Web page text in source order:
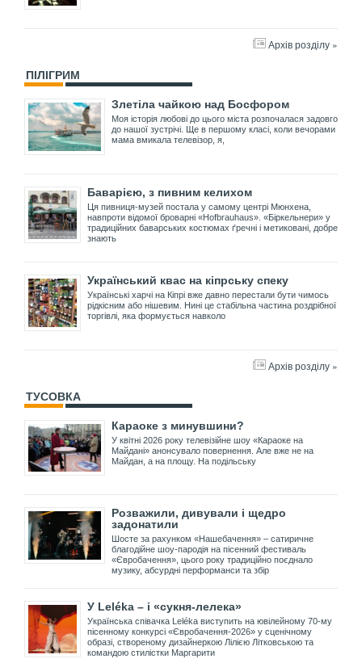
Архів розділу »
ПІЛІГРИМ
Злетіла чайкою над Босфором
Моя історія любові до цього міста розпочалася задовго
до нашої зустрічі. Ще в першому класі, коли вечорами
мама вмикала телевізор, я,
Баварією, з пивним келихом
Ця пивниця-музей постала у самому центрі Мюнхена,
навпроти відомої броварні «Hofbrauhaus». «Біркельнери» у
традиційних баварських костюмах ґречні і метиковані, добре
знають
Український квас на кіпрську спеку
Українські харчі на Кіпрі вже давно перестали бути чимось
рідкісним або нішевим. Нині це стабільна частина роздрібної
торгівлі, яка формується навколо
Архів розділу »
ТУСОВКА
Караоке з минувшини?
У квітні 2026 року телевізійне шоу «Караоке на
Майдані» анонсувало повернення. Але вже не на
Майдан, а на площу. На подільську
Розважили, дивували і щедро
задонатили
Шосте за рахунком «Нашебачення» – сатиричне
благодійне шоу-пародія на пісенний фестиваль
«Євробачення», цього року традиційно поєднало
музику, абсурдні перформанси та збір
У Leléka – і «сукня-лелека»
Українська співачка Leléka виступить на ювілейному 70-му
пісенному конкурсі «Євробачення-2026» у сценічному
образі, створеному дизайнеркою Лілією Літковською та
командою стилістки Маргарити